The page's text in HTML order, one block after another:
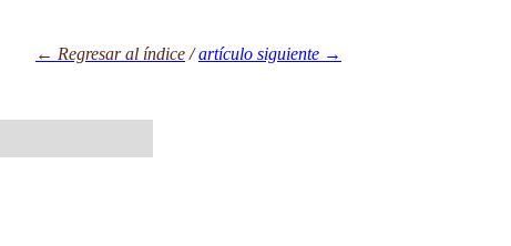
← Regresar al índice / artículo siguiente →